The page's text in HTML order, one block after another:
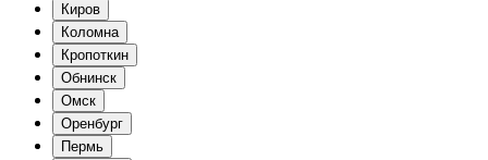
Киров
Коломна
Кропоткин
Обнинск
Омск
Оренбург
Пермь